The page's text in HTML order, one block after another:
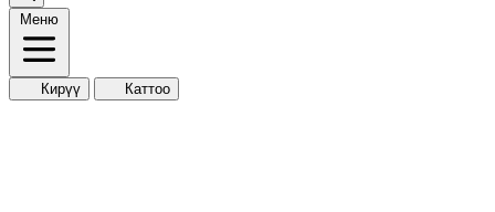
Меню
Кирүү Каттоо